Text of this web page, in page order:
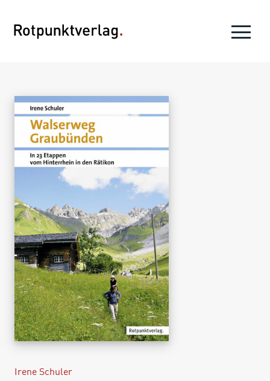
Irene Schuler